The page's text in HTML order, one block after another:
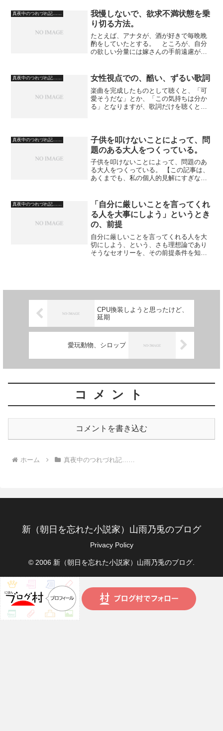
ですが……。 高い机...
真夜中のつれづれ記……
我慢しないで、欲求不満状態を乗
り切る方法。
たとえば、アナタが、酒が好きで毎晩晩
酌をしていたとする。 ところが、自分
の欲しい分量には嫁さんの手前遠慮があ
で、酒が足りなくなってきたとしよ
う。 そうしたら、自分も、ここは...
真夜中のつれづれ記…… 女性視点での、酷い、ずるい歌詞
楽曲を完成したものとして聴くと、「可
愛そうだな」とか、「この気持ちは分か
る」となりますが、歌詞だけを聴くと全
談で攻めてみましょ...
真夜中のつれづれ記……
子供を叩けないことによって、問
題のある大人をつくっている。
子供を叩けないことによって、問題のあ
る大人をつくっている。 【この記事は、
あくまでも、私の個人的見解にすぎな
（程度にも因るが）子供は平手で叩かな
くてはならない。 体罰...
真夜中のつれづれ記……
「自分に厳しいことを言ってくれ
る人を大事にしよう」というとき
の、前提
自分に厳しいことを言ってくれる人を大
切にしよう、という、さも理想論であり
そうなセオリーを、その前提条件を知ら
CPU換装しようと思ったけど、
延期
愛玩動物、シロップ
コメント
コメントを書き込む
ホーム 真夜中のつれづれ記……
新（朝日を忘れた小説家）山雨乃兎のブログ
Privacy Policy
© 2006 新（朝日を忘れた小説家）山雨乃兎のブログ.